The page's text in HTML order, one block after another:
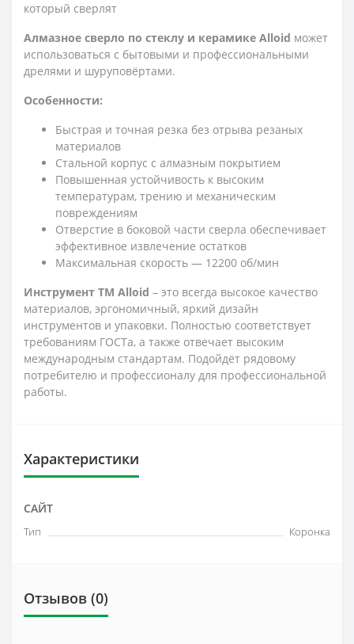
который сверлят
Алмазное сверло по стеклу и керамике Alloid может
использоваться с бытовыми и профессиональными
дрелями и шуруповёртами.
Особенности:
Быстрая и точная резка без отрыва резаных
материалов
Стальной корпус с алмазным покрытием
Повышенная устойчивость к высоким
температурам, трению и механическим
повреждениям
Отверстие в боковой части сверла обеспечивает
эффективное извлечение остатков
Максимальная скорость — 12200 об/мин
Инструмент ТМ Alloid – это всегда высокое качество
материалов, эргономичный, яркий дизайн
инструментов и упаковки. Полностью соответствует
требованиям ГОСТа, а также отвечает высоким
международным стандартам. Подойдёт рядовому
потребителю и профессионалу для профессиональной
работы.
Характеристики
САЙТ
Тип Коронка
Отзывов (0)